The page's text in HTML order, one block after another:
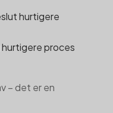
hurtigere
hurtigere proces
– det er en